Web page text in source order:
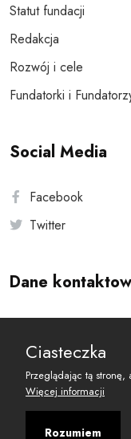
Statut fundacji
Redakcja
Rozwój i cele
Fundatorki i
Social Media
Facebook
Twitter
Dane
Ciasteczka
Przeglądając tą
Więcej informacji
Rozumiem